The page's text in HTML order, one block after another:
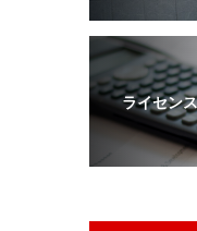
ライセン